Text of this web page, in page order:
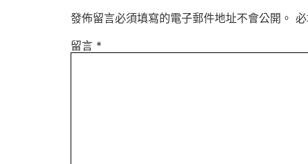
發佈留言必須填寫的電子郵件地址不會公開。
留言 *